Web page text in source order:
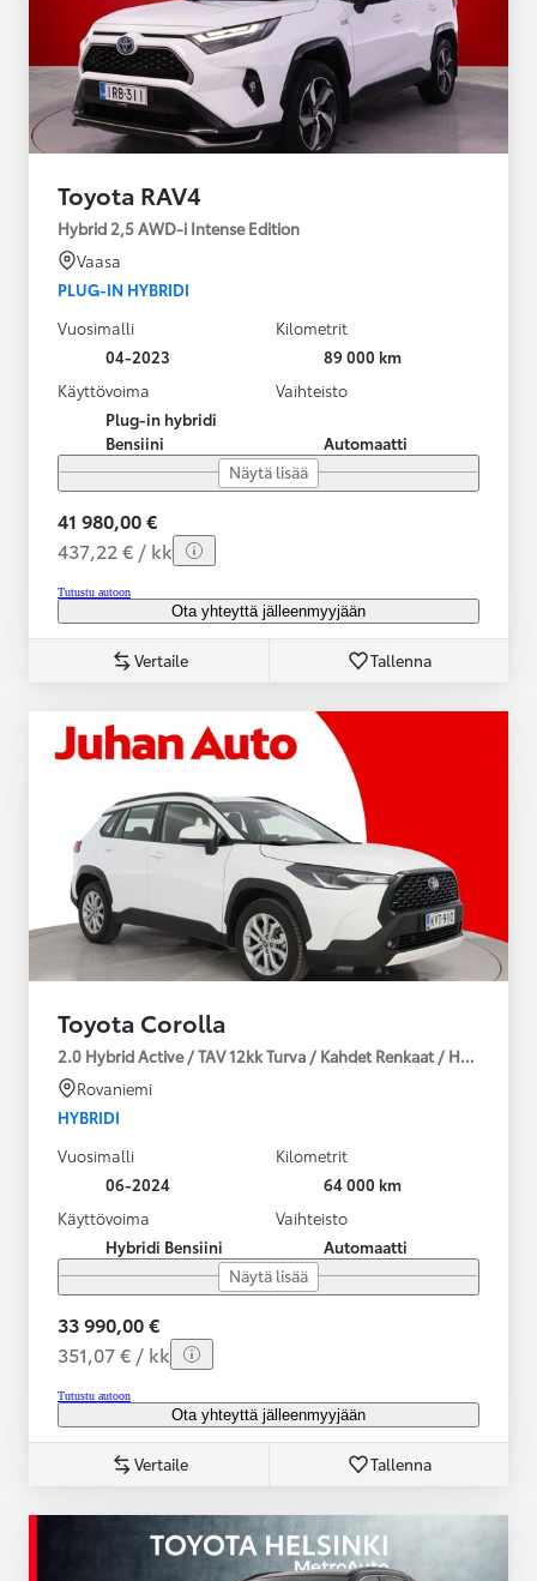
Toyota RAV4
Hybrid 2,5 AWD-i Intense Edition
Vaasa
PLUG-IN HYBRIDI
Vuosimalli
04-2023
Kilometrit
89 000 km
Käyttövoima
Plug-in hybridi
Bensiini
Vaihteisto
Automaatti
Näytä lisää
41 980,00 €
437,22 € / kk
Tutustu autoon
Ota yhteyttä jälleenmyyjään
Vertaile Tallenna
Toyota Corolla
2.0 Hybrid Active / TAV 12kk Turva / Kahdet Renkaat /
Rovaniemi
HYBRIDI
Vuosimalli
06-2024
Kilometrit
64 000 km
Käyttövoima
Hybridi Bensiini
Vaihteisto
Automaatti
Näytä lisää
33 990,00 €
351,07 € / kk
Tutustu autoon
Ota yhteyttä jälleenmyyjään
Vertaile Tallenna